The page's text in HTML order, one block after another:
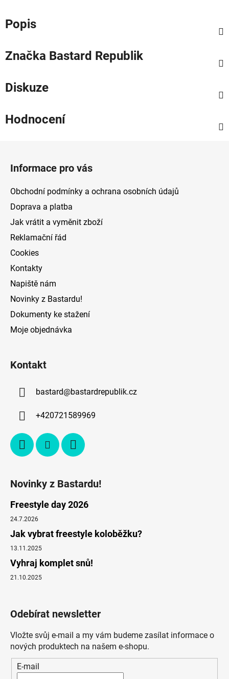
Popis
Značka Bastard Republik
Diskuze
Hodnocení
Informace pro vás
Obchodní podmínky a ochrana osobních údajů
Doprava a platba
Jak vrátit a vyměnit zboží
Reklamační řád
Cookies
Kontakty
Napiště nám
Novinky z Bastardu!
Dokumenty ke stažení
Moje objednávka
Kontakt
bastard@bastardrepublik.cz
+420721589969
Novinky z Bastardu!
Freestyle day 2026
24.7.2026
Jak vybrat freestyle koloběžku?
13.11.2025
Vyhraj komplet snů!
21.10.2025
Odebírat newsletter
Vložte svůj e-mail a my vám budeme zasílat informace o
nových produktech na našem e-shopu.
E-mail